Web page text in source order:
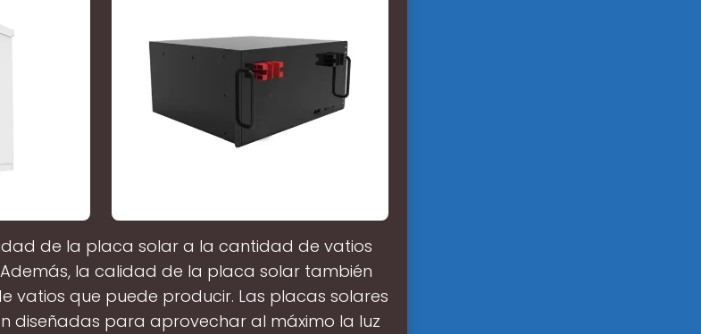
de la placa solar a la cantidad de vatios
la calidad de la placa solar también
que puede producir. Las placas solares
diseñadas para aprovechar al máximo la luz